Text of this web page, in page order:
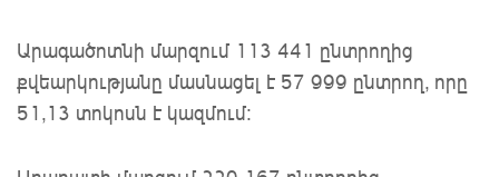
Արագածոտնի մարզում 113 441 ընտրողից
քվեարկությանը մասնացել է 57 999 ընտրող, որը
51,13 տոկոսն է կազմում: